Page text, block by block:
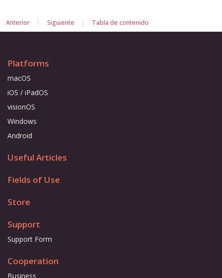
Anterior | Siguiente | Tabla de contenido
Platforms
macOS
iOS / iPadOS
visionOS
Windows
Android
Useful Articles
Fields of Use
Store
Support
Support Form
Cooperation
Business